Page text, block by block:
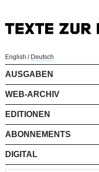
English / Deutsch
AUSGABEN
WEB-ARCHIV
EDITIONEN
ABONNEMENTS
DIGITAL